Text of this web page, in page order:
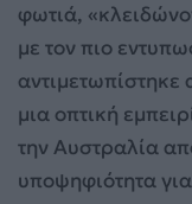
φωτιά,
με τον πιο
μια οπτική
την Αυστραλία
υποψηφιότητα